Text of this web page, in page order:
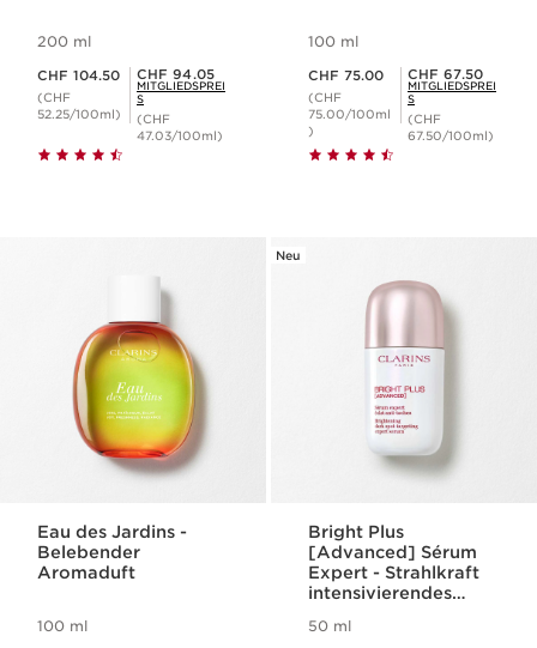
200 ml
CHF 104.50
(CHF
52.25/100ml)
Mitgliederpreis CHF 94.05
CHF 94.05
MITGLIEDSPREI
S
(CHF
47.03/100ml)
100 ml
CHF 75.00
(CHF
75.00/100ml
)
Mitgliederpreis CHF 67.50
CHF 67.50
MITGLIEDSPREI
S
(CHF
67.50/100ml)
Eau des Jardins -
Belebender
Aromaduft
100 ml
Neu
Bright Plus
[Advanced] Sérum
Expert - Strahlkraft
intensivierendes
Pigmentflecken
50 ml